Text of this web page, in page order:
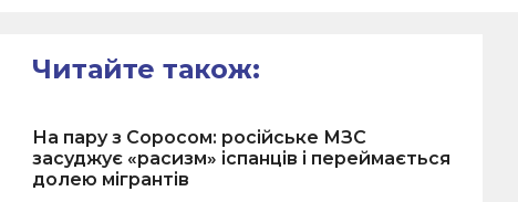
Читайте також:
На пару з Соросом: російське МЗС
засуджує «расизм» іспанців і переймається
долею мігрантів